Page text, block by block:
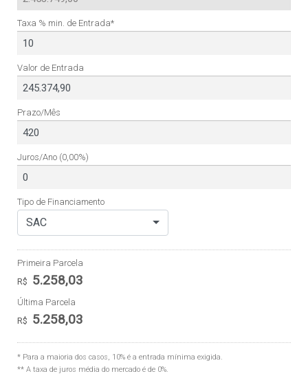
Taxa % min. de Entrada*
Valor de Entrada
Prazo/Mês
Juros/Ano (0,00%)
Tipo de Financiamento
SAC
Primeira Parcela
R$ 5.258,03
Última Parcela
R$ 5.258,03
* Para a maioria dos casos, 10% é a entrada mínima exigida.
** A taxa de juros média do mercado é de 0%.